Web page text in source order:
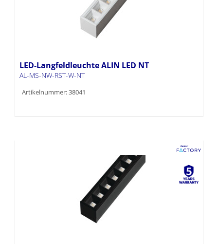
LED-Langfeldleuchte ALIN LED NT
AL-MS-NW-RST-W-NT
Artikelnummer: 38041